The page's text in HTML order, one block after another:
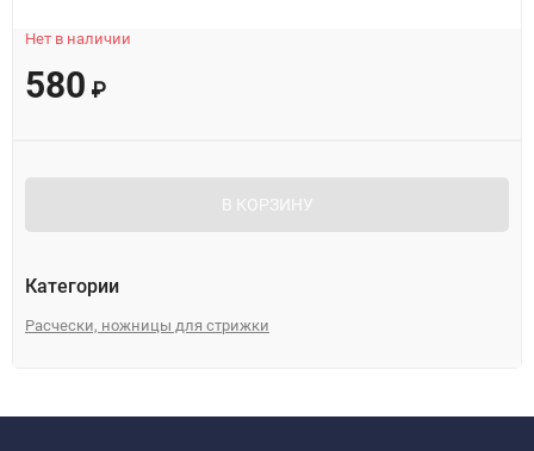
Нет в наличии
580 ₽
В КОРЗИНУ
Категории
Расчески, ножницы для стрижки